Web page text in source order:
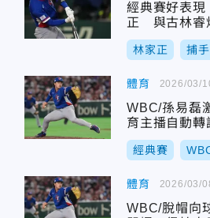
經典賽好表現
正 與古林睿
林家正 捕手
體育
WBC/孫易磊
育主播自動轉
經典賽
2026/03/
體育
WBC/脫帽向
2026/03/